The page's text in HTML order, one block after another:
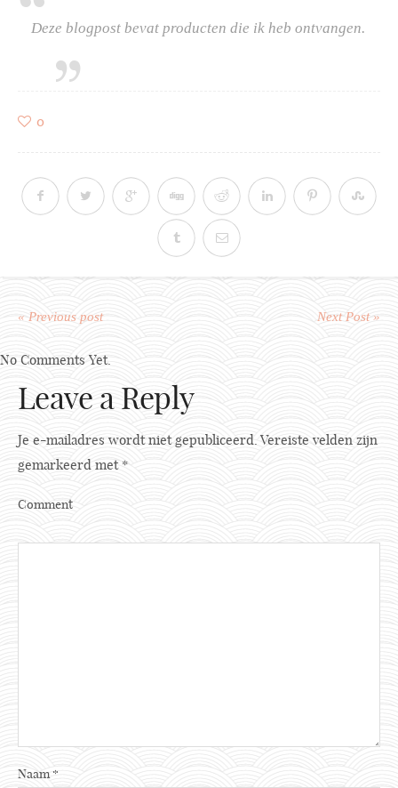
Deze blogpost bevat producten die ik heb ontvangen.
0
« Previous post Next Post »
No Comments Yet.
Leave a Reply
Je e-mailadres wordt niet gepubliceerd. Vereiste velden zijn
gemarkeerd met *
Comment
Naam*